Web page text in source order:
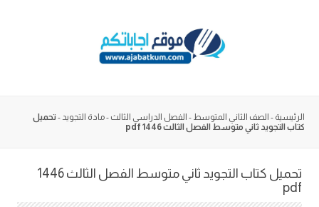
الرئيسية - الصف الثاني المتوسط - الفصل الدراسي الثالث -مادة التجويد - تحميل
كتاب التجويد ثاني متوسط الفصل الثالث 1446 pdf
تحميل كتاب التجويد ثاني متوسط الفصل الثالث 1446
pdf